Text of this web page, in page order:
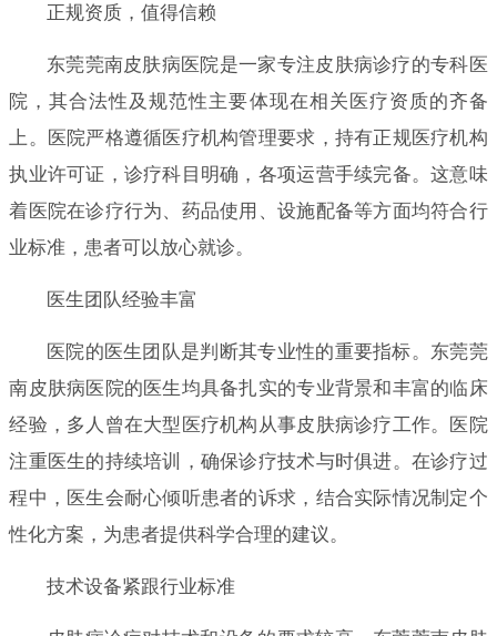
正规资质，值得信赖
东莞莞南皮肤病医院是一家专注皮肤病诊疗的专科医
院，其合法性及规范性主要体现在相关医疗资质的齐备
上。医院严格遵循医疗机构管理要求，持有正规医疗机构
执业许可证，诊疗科目明确，各项运营手续完备。这意味
着医院在诊疗行为、药品使用、设施配备等方面均符合行
业标准，患者可以放心就诊。
医生团队经验丰富
医院的医生团队是判断其专业性的重要指标。东莞莞
南皮肤病医院的医生均具备扎实的专业背景和丰富的临床
经验，多人曾在大型医疗机构从事皮肤病诊疗工作。医院
注重医生的持续培训，确保诊疗技术与时俱进。在诊疗过
程中，医生会耐心倾听患者的诉求，结合实际情况制定个
性化方案，为患者提供科学合理的建议。
技术设备紧跟行业标准